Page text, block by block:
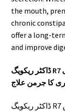
the mouth,
chronic
offer a long-
and improve
ڈاکٹر ریکویگ R7 ڈراپس – جگر کی سوزش، یرقان اور پتے کی
کا جرمن علاج
ڈاکٹر ریکویگ R7 لیور ڈراپس (Dr Reckeweg R7) جگر اور پتے کے